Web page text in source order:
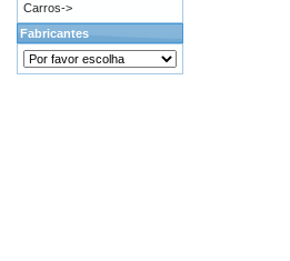
Carros->
Fabricantes